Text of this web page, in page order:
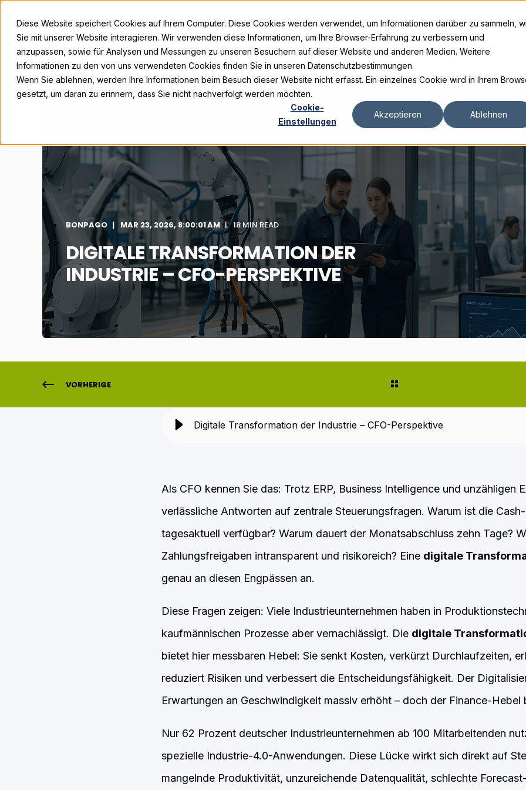
Diese Website speichert Cookies auf Ihrem Computer. Diese Cookies werden verwendet, um Informationen darüber zu sammeln,
Sie mit unserer Website interagieren. Wir verwenden diese Informationen, um Ihre Browser-Erfahrung zu verbessern und
anzupassen, sowie für Analysen und Messungen zu unseren Besuchern auf dieser Website und anderen Medien. Weitere
Informationen zu den von uns verwendeten Cookies finden Sie in unseren Datenschutzbestimmungen.
Wenn Sie ablehnen, werden Ihre Informationen beim Besuch dieser Website nicht erfasst. Ein einzelnes Cookie wird in Ihrem
gesetzt, um daran zu erinnern, dass Sie nicht nachverfolgt werden möchten.
Cookie-
Einstellungen
Akzeptieren Ablehnen
BONPAGO MAR 23, 2026, 8:00:01 AM 18 MIN READ
DIGITALE TRANSFORMATION DER
INDUSTRIE – CFO-PERSPEKTIVE
VORHERIGE
Digitale Transformation der Industrie – CFO-Perspektive
Als CFO kennen Sie das: Trotz ERP, Business Intelligence und unzähligen
verlässliche Antworten auf zentrale Steuerungsfragen. Warum ist die
tagesaktuell verfügbar? Warum dauert der Monatsabschluss zehn Tage?
Zahlungsfreigaben intransparent und risikoreich? Eine digitale
genau an diesen Engpässen an.
Diese Fragen zeigen: Viele Industrieunternehmen haben in
kaufmännischen Prozesse aber vernachlässigt. Die digitale
bietet hier messbaren Hebel: Sie senkt Kosten, verkürzt Durchlaufzeiten,
reduziert Risiken und verbessert die Entscheidungsfähigkeit. Der
Erwartungen an Geschwindigkeit massiv erhöht – doch der Finance-
Nur 62 Prozent deutscher Industrieunternehmen ab 100 Mitarbeitenden
spezielle Industrie-4.0-Anwendungen. Diese Lücke wirkt sich direkt auf
mangelnde Produktivität, unzureichende Datenqualität, schlechte